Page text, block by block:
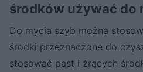
środków używać do
Do mycia szyb można
środki przeznaczone do
stosować past i żrących